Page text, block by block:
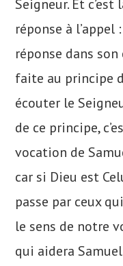
Seigneur. Et
réponse à l’appel :
réponse dans
faite au principe
écouter le
de ce principe,
vocation de
car si Dieu est
passe par ceux
le sens de notre
qui aidera